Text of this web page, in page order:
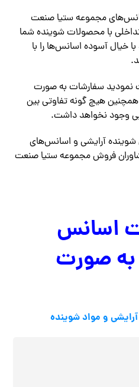
مجموعه ستیا صنعت
با محصولات شوینده شما
خیال آسوده اسانس‌ها را با
نمودید سفارشات به صورت
هیچ گونه تفاوتی بین
وجود نخواهد داشت.
آرایشی و اسانس‌های
فروش مجموعه ستیا صنعت
اسانس
به صورت
و مواد شوینده